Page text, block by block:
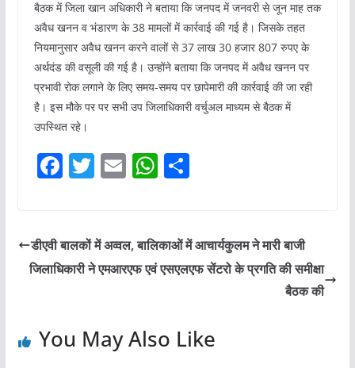
बैठक में जिला खान अधिकारी ने बताया कि जनपद में जनवरी से जून माह तक
अवैध खनन व भंडारण के 38 मामलों में कार्रवाई की गई है। जिसके तहत
नियमानुसार अवैध खनन करने वालों से 37 लाख 30 हजार 807 रुपए के
अर्थदंड की वसूली की गई है। उन्होंने बताया कि जनपद में अवैध खनन पर
प्रभावी रोक लगाने के लिए समय-समय पर छापेमारी की कार्रवाई की जा रही
है। इस मौके पर पर सभी उप जिलाधिकारी वर्चुअल माध्यम से बैठक में
उपस्थित रहे।
F
e
b
k
T
er
E
l
W
s
A
S
e
डीएवी बालकों में अव्वल, बालिकाओं में आचार्यकुलम ने मारी बाजी
जिलाधिकारी ने एमआरएफ एवं एसएलएफ सेंटरो के प्रगति की समीक्षा
बैठक की
You May Also Like